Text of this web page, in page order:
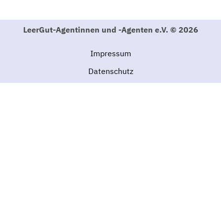
Jena
http://www.doris-voll.de
LeerGut-Agentinnen und -Agenten e.V. © 2026
Impressum
Datenschutz